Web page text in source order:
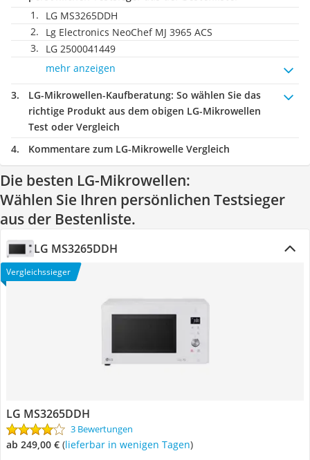
LG MS3265DDH
Lg Electronics NeoChef MJ 3965 ACS
LG 2500041449
mehr anzeigen
LG-Mikrowellen-Kaufberatung: So wählen Sie das
richtige Produkt aus dem obigen LG-Mikrowellen
Test oder Vergleich
Kommentare zum LG-Mikrowelle Vergleich
Die besten LG-Mikrowellen:
Wählen Sie Ihren persönlichen Testsieger
aus der Bestenliste.
LG MS3265DDH
Vergleichssieger
LG MS3265DDH
3 Bewertungen
ab 249,00 € ( Lieferbar in wenigen Tagen)